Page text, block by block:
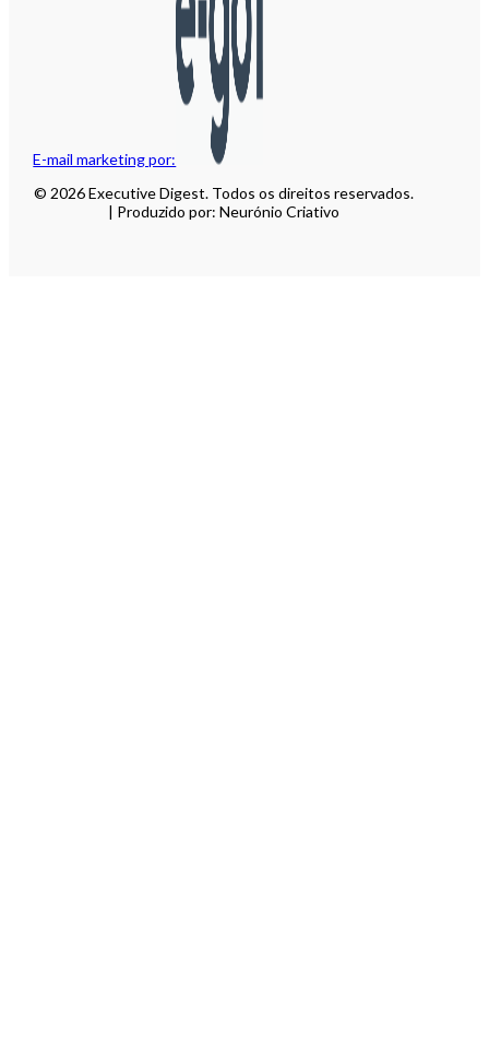
E-mail marketing por:
© 2026 Executive Digest. Todos os direitos reservados.
| Produzido por: Neurónio Criativo